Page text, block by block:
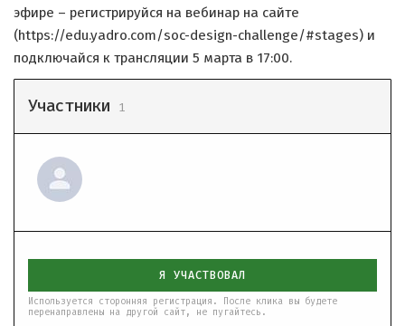
эфире – регистрируйся на вебинар на сайте
(https://edu.yadro.com/soc-design-challenge/#stages) и
подключайся к трансляции 5 марта в 17:00.
Участники 1
Я УЧАСТВОВАЛ
Используется сторонняя регистрация. После клика вы будете
перенаправлены на другой сайт, не пугайтесь.